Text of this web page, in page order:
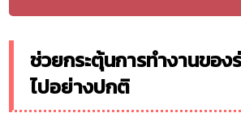
ช่วยกระตุ้นการทำงานของ
ไปอย่างปกติ